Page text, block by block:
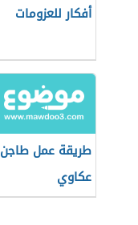
أفكار للعزومات
طريقة عمل طاجن
عكاوي